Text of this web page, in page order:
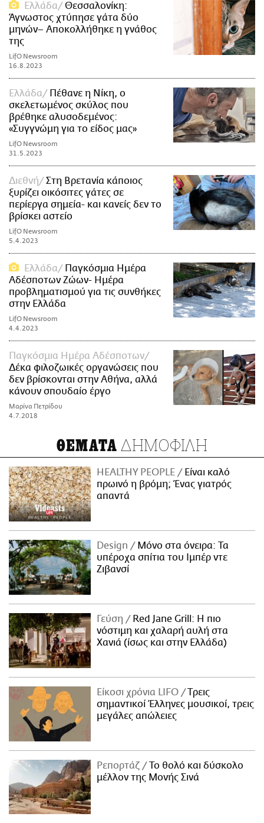
Ελλάδα
Θεσσαλονίκη:
Άγνωστος χτύπησε γάτα δύο
μηνών– Αποκολλήθηκε η γνάθος
της
LifO Newsroom
16.8.2023
Ελλάδα
Πέθανε η Νίκη, ο
σκελετωμένος σκύλος που
βρέθηκε αλυσοδεμένος:
«Συγγνώμη για το είδος μας»
LifO Newsroom
31.5.2023
Διεθνή
Στη Βρετανία κάποιος
ξυρίζει οικόσιτες γάτες σε
περίεργα σημεία- και κανείς δεν το
βρίσκει αστείο
LifO Newsroom
5.4.2023
Ελλάδα
Παγκόσμια Ημέρα
Αδέσποτων Ζώων- Ημέρα
προβληματισμού για τις συνθήκες
στην Ελλάδα
LifO Newsroom
4.4.2023
Παγκόσμια Ημέρα Αδέσποτων
Δέκα φιλοζωικές οργανώσεις που
δεν βρίσκονται στην Αθήνα, αλλά
κάνουν σπουδαίο έργο
Μαρίνα Πετρίδου
4.7.2018
ΘΕΜΑΤΑ ΔΗΜΟΦΙΛΗ
HEALTHY PEOPLE
Είναι καλό
πρωινό η βρόμη; Ένας γιατρός
απαντά
Design
Μόνο στα όνειρα: Τα
υπέροχα σπίτια του Ιμπέρ ντε
Ζιβανσί
Γεύση
Red Jane Grill: Η πιο
νόστιμη και χαλαρή αυλή στα
Χανιά (ίσως και στην Ελλάδα)
Είκοσι χρόνια LIFO
Tρεις
σημαντικοί Έλληνες μουσικοί, τρεις
μεγάλες απώλειες
Ρεπορτάζ
Το θολό και δύσκολο
μέλλον της Μονής Σινά